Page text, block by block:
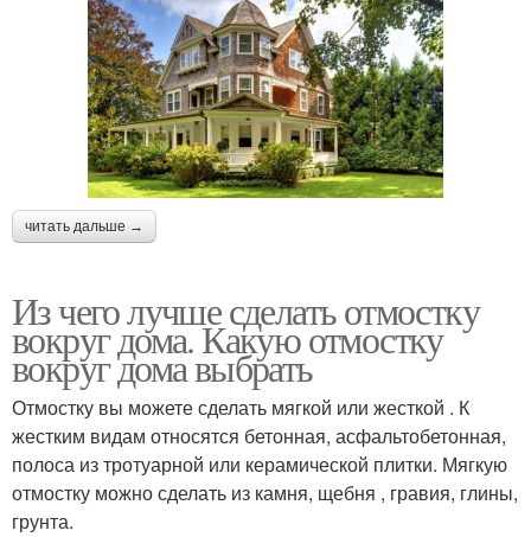
читать дальше →
Из чего лучше сделать отмостку
вокруг дома. Какую отмостку
вокруг дома выбрать
Отмостку вы можете сделать мягкой или жесткой . К
жестким видам относятся бетонная, асфальтобетонная,
полоса из тротуарной или керамической плитки. Мягкую
отмостку можно сделать из камня, щебня , гравия, глины,
грунта.